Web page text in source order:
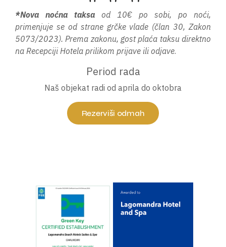
*Nova noćna taksa od 10€ po sobi, po noći,
primenjuje se od strane grčke vlade (član 30, Zakon
5073/2023). Prema zakonu, gost plaća taksu direktno
na Recepciji Hotela prilikom prijave ili odjave.
Period rada
Naš objekat radi od aprila do oktobra
Rezerviši odmah